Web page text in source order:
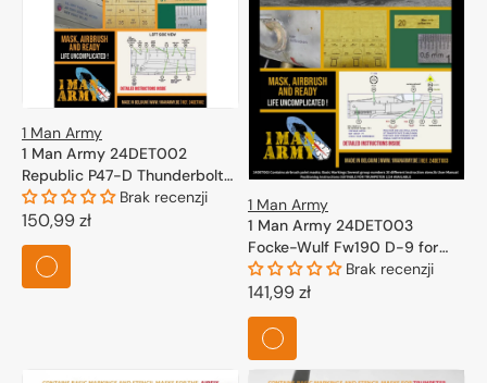
1 Man Army
1 Man Army 24DET002
Republic P47-D Thunderbolt
'Bubbletop' (Kinetic) 1/24
Brak recenzji
Cena
regularna
150,99 zł
1 Man Army
1 Man Army 24DET003
Focke-Wulf Fw190 D-9 for
Trumpeter 1/24Brak recenzji
Cena
regularna
141,99 zł